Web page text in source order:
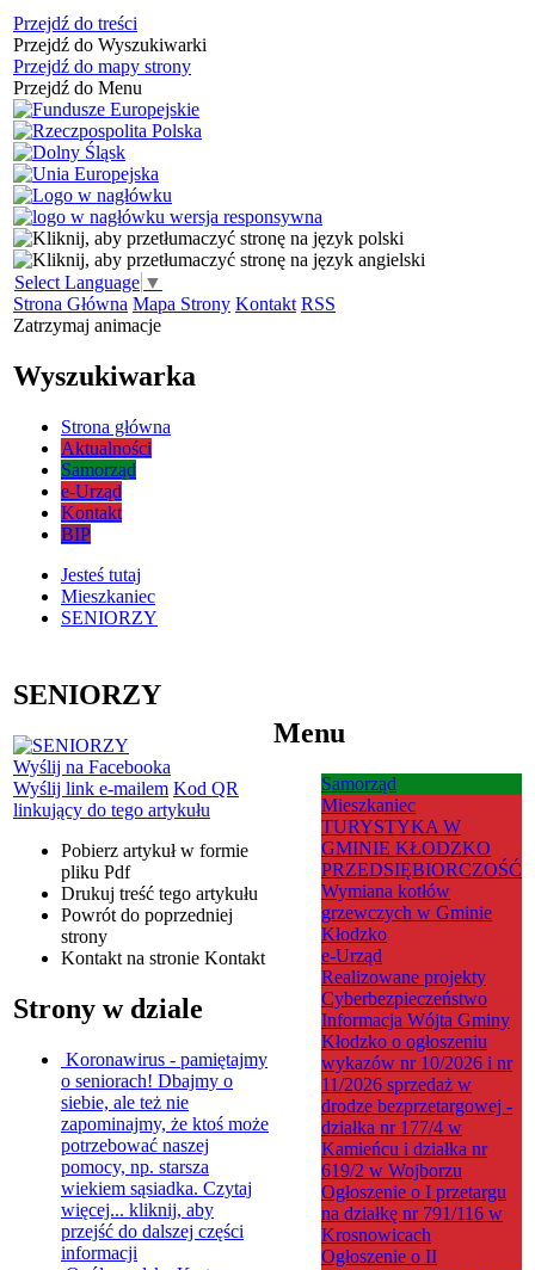
Przejdź do treści
Przejdź do Wyszukiwarki
Przejdź do mapy strony
Przejdź do Menu
Select Language ▼
Strona Główna Mapa Strony Kontakt RSS
Zatrzymaj animacje
Wyszukiwarka
Strona główna
Aktualności
Samorząd
e-Urząd
Kontakt
BIP
Jesteś tutaj
Mieszkaniec
SENIORZY
SENIORZY
Wyślij na Facebooka
Wyślij link e-mailem Kod QR
linkujący do tego artykułu
Pobierz artykuł w formie
pliku Pdf
Drukuj treść tego artykułu
Powrót do poprzedniej
strony
Kontakt na stronie Kontakt
Strony w dziale
Koronawirus - pamiętajmy
o seniorach! Dbajmy o
siebie, ale też nie
zapominajmy, że ktoś może
potrzebować naszej
pomocy, np. starsza
wiekiem sąsiadka. Czytaj
więcej... kliknij, aby
przejść do dalszej części
informacji
Menu
Samorząd
Mieszkaniec
TURYSTYKA W
GMINIE KŁODZKO
PRZEDSIĘBIORCZOŚĆ
Wymiana kotłów
grzewczych w Gminie
Kłodzko
e-Urząd
Realizowane projekty
Cyberbezpieczeństwo
Informacja Wójta Gminy
Kłodzko o ogłoszeniu
wykazów nr 10/2026 i nr
11/2026 sprzedaż w
drodze bezprzetargowej -
działka nr 177/4 w
Kamieńcu i działka nr
619/2 w Wojborzu
Ogłoszenie o I przetargu
na działkę nr 791/116 w
Krosnowicach
Ogłoszenie o II